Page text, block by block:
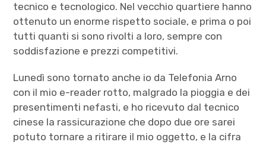
tecnico e tecnologico. Nel vecchio quartiere hanno
ottenuto un enorme rispetto sociale, e prima o poi
tutti quanti si sono rivolti a loro, sempre con
soddisfazione e prezzi competitivi.
Lunedì sono tornato anche io da Telefonia Arno
con il mio e-reader rotto, malgrado la pioggia e dei
presentimenti nefasti, e ho ricevuto dal tecnico
cinese la rassicurazione che dopo due ore sarei
potuto tornare a ritirare il mio oggetto, e la cifra